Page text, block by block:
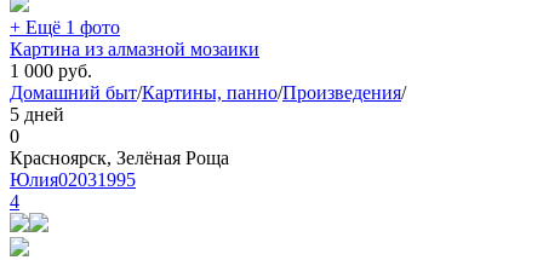
+ Ещё 1 фото
Картина из алмазной мозаики
1 000 руб.
Домашний быт/Картины, панно/Произведения/
5 дней
0
Красноярск, Зелёная Роща
Юлия02031995
4